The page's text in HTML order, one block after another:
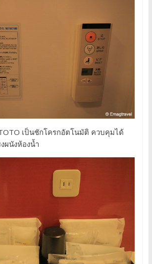
เป็นชักโครกอัตโนมัติ ควบคุมได้
ผนังห้องน้ำ